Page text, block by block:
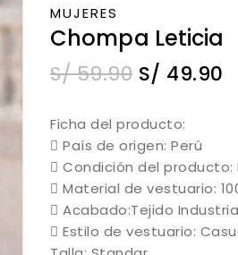
MUJERES
Chompa Leticia
S/59.90 S/ 49.90
Ficha del producto:
 País de origen: Perú
 Condición del producto:
 Material de vestuario:
 Acabado:Tejido
 Estilo de vestuario: